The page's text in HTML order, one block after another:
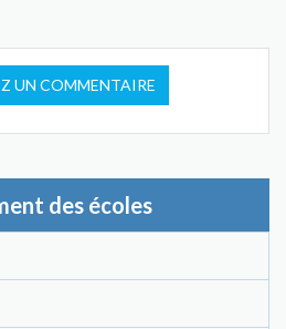
UN COMMENTAIRE
des écoles